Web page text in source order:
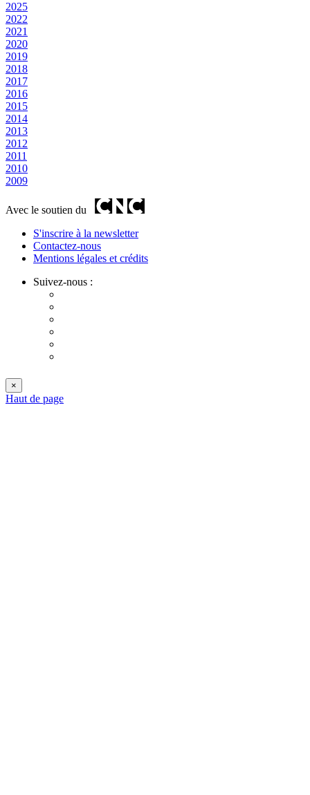
2025
2022
2021
2020
2019
2018
2017
2016
2015
2014
2013
2012
2011
2010
2009
Avec le soutien du
S'inscrire à la newsletter
Contactez-nous
Mentions légales et crédits
Suivez-nous :
×
Haut de page